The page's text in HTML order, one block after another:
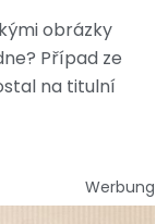
obrázky
Případ ze
na titulní
Werbung